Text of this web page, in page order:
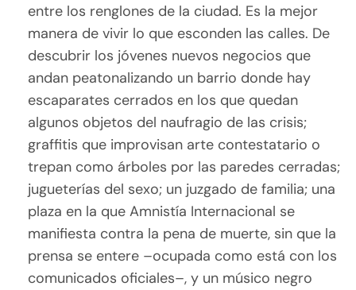
entre los renglones de la ciudad. Es la mejor
manera de vivir lo que esconden las calles. De
descubrir los jóvenes nuevos negocios que
andan peatonalizando un barrio donde hay
escaparates cerrados en los que quedan
algunos objetos del naufragio de las crisis;
graffitis que improvisan arte contestatario o
trepan como árboles por las paredes cerradas;
jugueterías del sexo; un juzgado de familia; una
plaza en la que Amnistía Internacional se
manifiesta contra la pena de muerte, sin que la
prensa se entere –ocupada como está con los
comunicados oficiales–, y un músico negro